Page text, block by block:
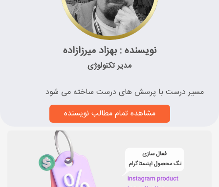
نویسنده : بهزاد میرزازاده
مدیر تکنولوژی
مسیر درست با پرسش های درست ساخته می شود
مشاهده تمام مطالب نویسنده